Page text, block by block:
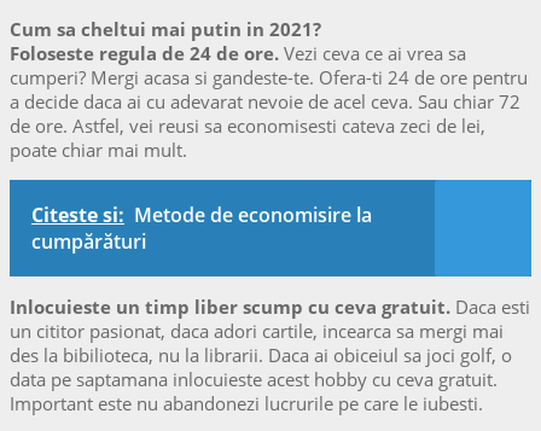
Cum sa cheltui mai putin in 2021?
Foloseste regula de 24 de ore. Vezi ceva ce ai vrea sa
cumperi? Mergi acasa si gandeste-te. Ofera-ti 24 de ore pentru
a decide daca ai cu adevarat nevoie de acel ceva. Sau chiar 72
de ore. Astfel, vei reusi sa economisesti cateva zeci de lei,
poate chiar mai mult.
Citeste si: Metode de economisire la
cumpărături
Inlocuieste un timp liber scump cu ceva gratuit. Daca esti
un cititor pasionat, daca adori cartile, incearca sa mergi mai
des la bibilioteca, nu la librarii. Daca ai obiceiul sa joci golf, o
data pe saptamana inlocuieste acest hobby cu ceva gratuit.
Important este nu abandonezi lucrurile pe care le iubesti.